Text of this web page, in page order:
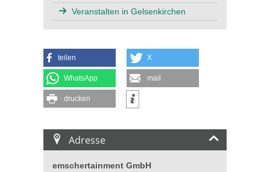
Veranstalten in Gelsenkirchen
teilen X
WhatsApp mail
drucken
Adresse
emschertainment GmbH